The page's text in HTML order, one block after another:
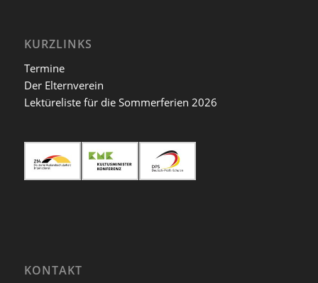
KURZLINKS
Termine
Der Elternverein
Lektüreliste für die Sommerferien 2026
KONTAKT